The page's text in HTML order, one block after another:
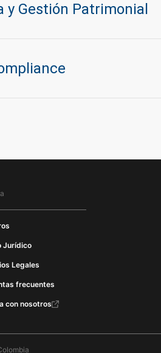
y Gestión Patrimonial
Jurídico
Legales
frecuentes
con nosotros